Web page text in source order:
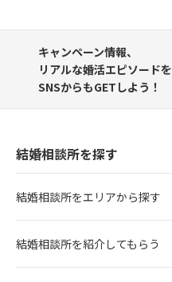
キャンペーン情報、
リアルな婚活エピソードを
SNSからもGETしよう！
結婚相談所を探す
結婚相談所をエリアから探す
結婚相談所を紹介してもらう